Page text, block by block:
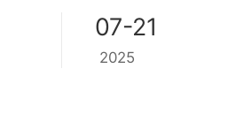
07-21
2025